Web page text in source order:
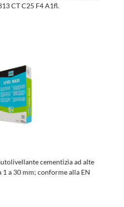
CT C25 F4 A1fl.
cementizia ad alte
a 30 mm; conforme alla EN